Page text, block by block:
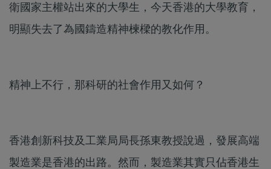
衛國家主權站出來的大學生，今天香港的大學教育，
明顯失去了為國鑄造精神楝樑的教化作用。
精神上不行，那科研的社會作用又如何？
香港創新科技及工業局局長孫東教授說過，發展高端
製造業是香港的出路。然而，製造業其實只佔香港生